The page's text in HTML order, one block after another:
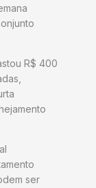
R$ 400
ser